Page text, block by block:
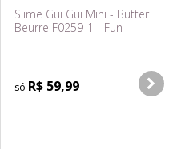
Slime Gui Gui Mini - Butter
Beurre F0259-1 - Fun
R$ 59,99